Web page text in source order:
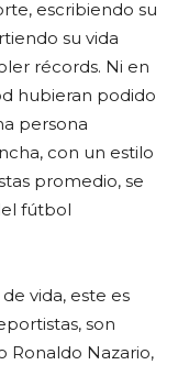
escribiendo su
su vida
récords. Ni en
hubieran podido
persona
con un estilo
promedio, se
fútbol
vida, este es
son
Ronaldo Nazario,